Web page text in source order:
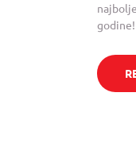
godine!